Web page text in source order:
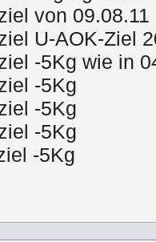
von 09.08.11
U-AOK-Ziel
-5Kg wie in
-5Kg
-5Kg
-5Kg
-5Kg